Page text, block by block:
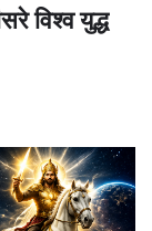
विश्व युद्ध